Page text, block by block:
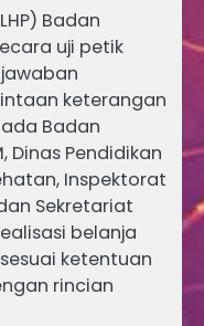
Badan
uji petik
keterangan
Badan
Dinas Pendidikan
Inspektorat
Sekretariat
belanja
ketentuan
rincian